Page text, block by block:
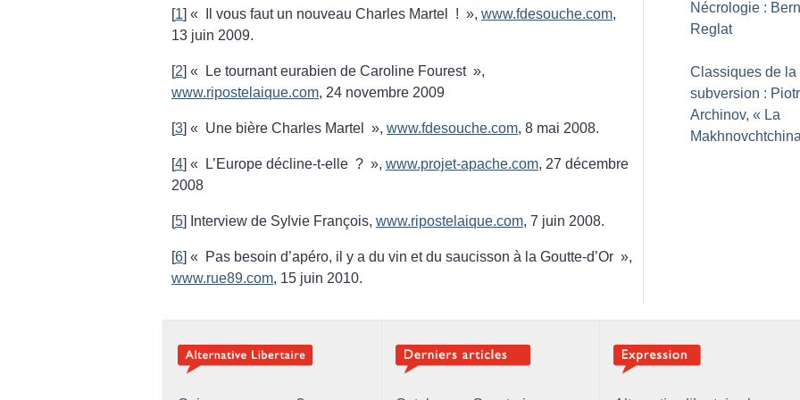
[1] « Il vous faut un nouveau Charles Martel ! », www.fdesouche.com,
13 juin 2009.
[2] « Le tournant eurabien de Caroline Fourest »,
www.ripostelaique.com, 24 novembre 2009
[3] « Une bière Charles Martel », www.fdesouche.com, 8 mai 2008.
[4] « L’Europe décline-t-elle ? », www.projet-apache.com, 27 décembre
2008
[5] Interview de Sylvie François, www.ripostelaique.com, 7 juin 2008.
[6] « Pas besoin d’apéro, il y a du vin et du saucisson à la Goutte-d’Or »,
www.rue89.com, 15 juin 2010.
Nécrologie :
Reglat
Classiques de la
subversion : Piotr
Archinov, « La
Makhnovchtchina